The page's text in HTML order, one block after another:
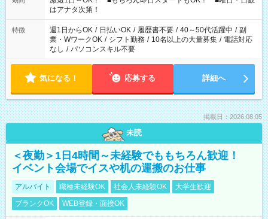
はアナタ次第！
特徴 週1日からOK / 日払いOK / 履歴書不要 / 40～50代活躍中 / 副
業・WワークOK / シフト勤務 / 10名以上の大量募集 / 電話対応
なし / パソコンスキル不要
気になる！ 応募する 詳細へ
掲載日：2026.08.05
未読
＜夜勤＞1日4時間～未経験でももちろん歓迎！
イベント会場でイスや机の運搬のお仕事
アルバイト 職種未経験OK 社会人未経験OK
大学生歓迎
ブランクOK
WEB登録・面接OK